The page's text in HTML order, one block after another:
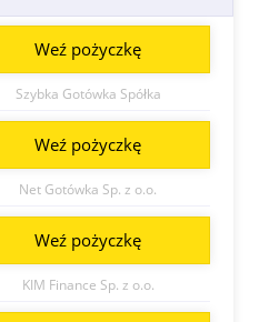
Szybka Gotówka Spółka
Weź pożyczkę
Net Gotówka Sp. z o.o.
Weź pożyczkę
KIM Finance Sp. z o.o.
Weź pożyczkę